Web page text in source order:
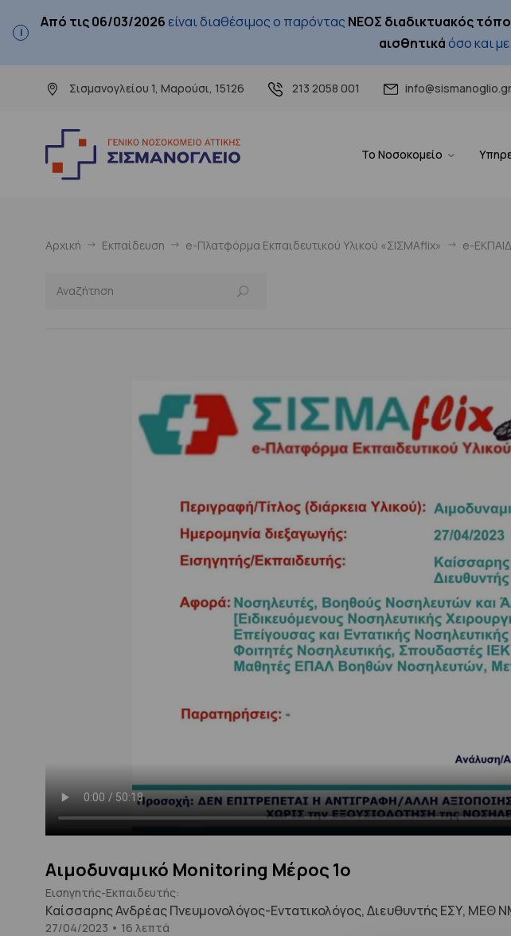
Από τις 06/03/2026 είναι διαθέσιμος ο παρόντας ΝΕΟΣ διαδικτυακός
αισθητικάόσο και με
Σισμανογλείου 1, Μαρούσι, 15126 213 2058 001 info@sismanoglio.gr
Το Νοσοκομείο
Αρχική Εκπαίδευση e-Πλατφόρμα Εκπαιδευτικού Υλικού «ΣΙΣΜΑflix» e-
Αιμοδυναμικό Monitoring Μέρος 1ο
Εισηγητής-Εκπαιδευτής:
Καίσσαρης Ανδρέας Πνευμονολόγος-Εντατικολόγος, Διευθυντής ΕΣΥ, ΜΕΘ
27/04/2023 • 16 λεπτά